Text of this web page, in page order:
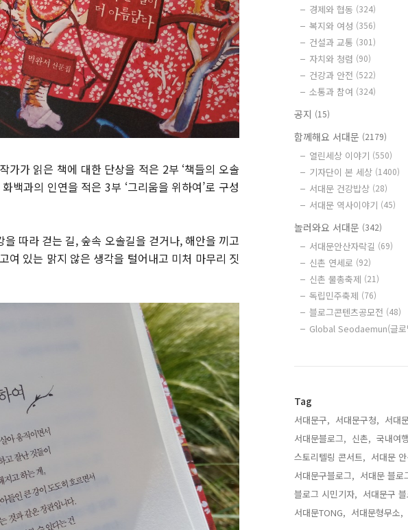
가가 읽은 책에 대한 단상을 적은 2부 ‘책들의 오솔
백과의 인연을 적은 3부 ‘그리움을 위하여’로 구성
따라 걷는 길, 숲속 오솔길을 걷거나, 해안을 끼고
여 있는 맑지 않은 생각을 털어내고 미처 마무리 짓
경제와 협동 (324)
복지와 여성 (356)
건설과 교통 (301)
자치와 청렴 (90)
건강과 안전 (522)
소통과 참여 (324)
공지 (15)
함께해요 서대문 (2179)
열린세상 이야기 (550)
기자단이 본 세상 (1400)
서대문 건강밥상 (28)
서대문 역사이야기 (45)
놀러와요 서대문 (342)
서대문안산자락길 (69)
신촌 연세로 (92)
신촌 물총축제 (21)
독립민주축제 (76)
블로그콘텐츠공모전 (48)
Global Seodaemun(글로
Tag
서대문구, 서대문구청, 서대
서대문블로그, 신촌, 국내여
스토리텔링 콘서트, 서대문
서대문구블로그, 서대문 블로
블로그 시민기자, 서대문구
서대문TONG, 서대문형무소,